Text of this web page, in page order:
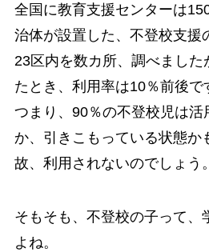
全国に教育支援センターは
治体が設置した、不登校支
23区内を数カ所、調べました
たとき、利用率は10％前後で
つまり、90％の不登校児は活
か、引きこもっている状態か
故、利用されないのでしょう。
そもそも、不登校の子って、
よね。